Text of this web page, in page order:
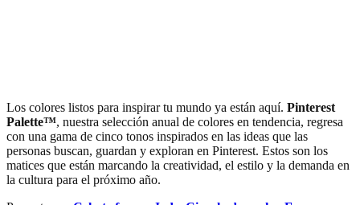
Los colores listos para inspirar tu mundo ya están aquí. Pinterest
Palette™, nuestra selección anual de colores en tendencia, regresa
con una gama de cinco tonos inspirados en las ideas que las
personas buscan, guardan y exploran en Pinterest. Estos son los
matices que están marcando la creatividad, el estilo y la demanda en
la cultura para el próximo año.